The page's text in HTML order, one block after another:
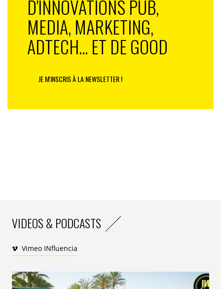
D'INNOVATIONS PUB,
MEDIA, MARKETING,
ADTECH... ET DE GOOD
JE M'INSCRIS À LA NEWSLETTER !
VIDEOS & PODCASTS
Vimeo INfluencia